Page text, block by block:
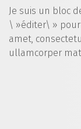
Je suis un bloc
\ »éditer\ »
amet,
ullamcorper